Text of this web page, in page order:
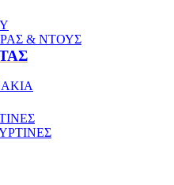
& ΝΤΟΥΣ